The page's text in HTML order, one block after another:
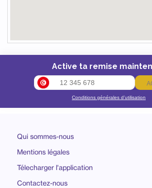
Active ta remise
Conditions générales d’utilisation
Qui sommes-nous
Mentions légales
Télecharger l'application
Contactez-nous